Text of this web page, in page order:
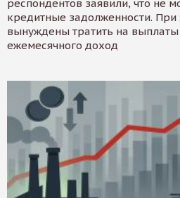
респондентов заявили, что не
кредитные задолженности.
вынуждены тратить на
ежемесячного доход